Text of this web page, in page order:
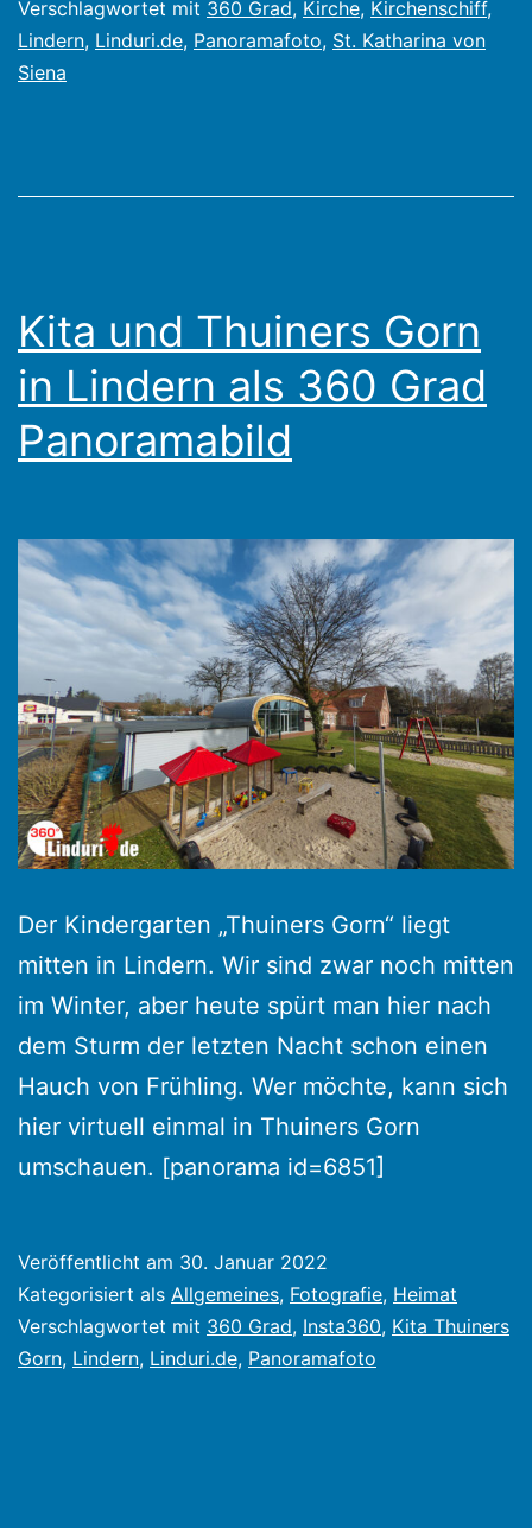
Verschlagwortet mit 360 Grad, Kirche, Kirchenschiff,
Lindern, Linduri.de, Panoramafoto, St. Katharina von
Siena
Kita und Thuiners Gorn
in Lindern als 360 Grad
Panoramabild
Der Kindergarten „Thuiners Gorn“ liegt
mitten in Lindern. Wir sind zwar noch mitten
im Winter, aber heute spürt man hier nach
dem Sturm der letzten Nacht schon einen
Hauch von Frühling. Wer möchte, kann sich
hier virtuell einmal in Thuiners Gorn
umschauen. [panorama id=6851]
Veröffentlicht am 30. Januar 2022
Kategorisiert als Allgemeines, Fotografie, Heimat
Verschlagwortet mit 360 Grad, Insta360, Kita Thuiners
Gorn, Lindern, Linduri.de, Panoramafoto